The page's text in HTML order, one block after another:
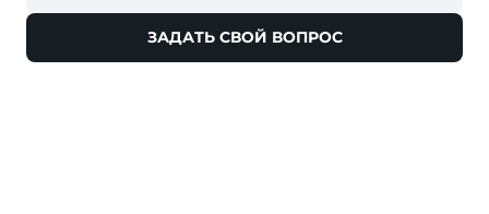
ЗАДАТЬ СВОЙ ВОПРОС